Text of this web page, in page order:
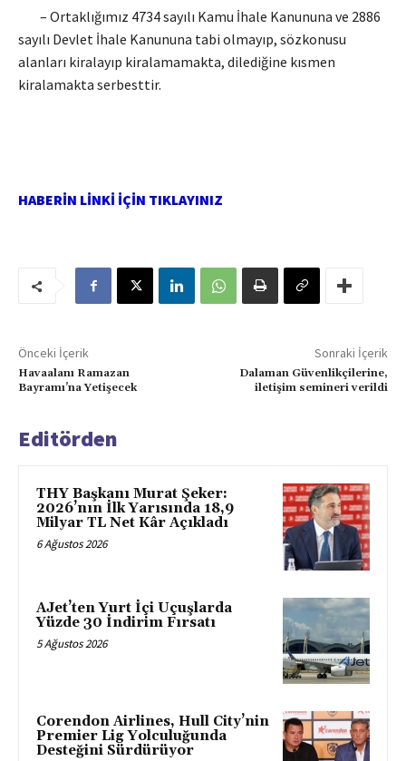
– Ortaklığımız 4734 sayılı Kamu İhale Kanununa ve 2886
sayılı Devlet İhale Kanununa tabi olmayıp, sözkonusu
alanları kiralayıp kiralamamakta, dilediğine kısmen
kiralamakta serbesttir.
HABERİN LİNKİ İÇİN TIKLAYINIZ
Önceki İçerik
Havaalanı Ramazan
Bayramı’na Yetişecek
Sonraki İçerik
Dalaman Güvenlikçilerine,
iletişim semineri verildi
Editörden
THY Başkanı Murat Şeker:
2026’nın İlk Yarısında 18,9
Milyar TL Net Kâr Açıkladı
6 Ağustos 2026
AJet’ten Yurt İçi Uçuşlarda
Yüzde 30 İndirim Fırsatı
5 Ağustos 2026
Corendon Airlines, Hull City’nin
Premier Lig Yolculuğunda
Desteğini Sürdürüyor